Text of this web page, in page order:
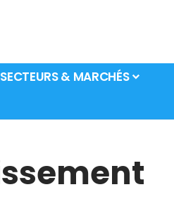
SECTEURS & MARCHÉS